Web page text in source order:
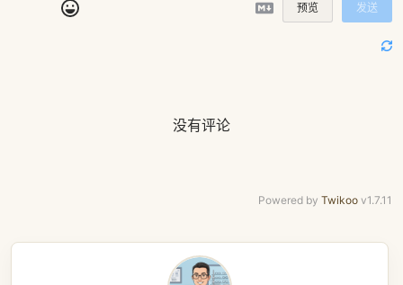
预览 发送
没有评论
Powered by Twikoo v1.7.11